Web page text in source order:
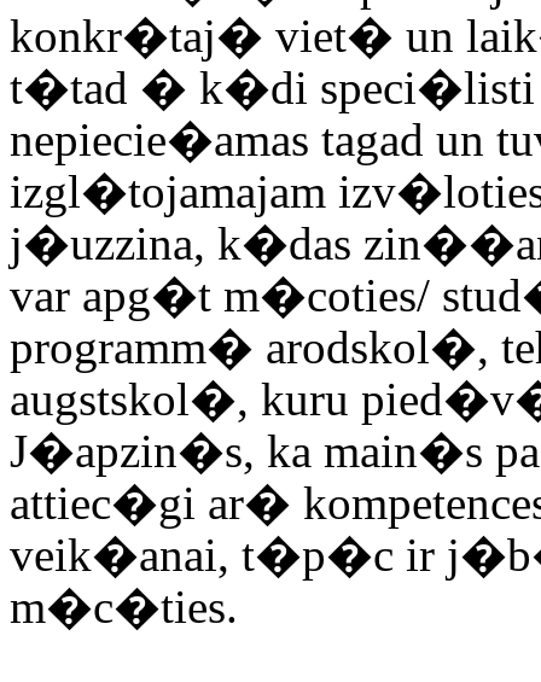
konkr�taj� viet� un
t�tad � k�di speci�listi
nepiecie�amas tagad
izgl�tojamajam
j�uzzina, k�das
var apg�t m�coties/
programm� arodskol�,
augstskol�, kuru
J�apzin�s, ka main�s
attiec�gi ar�
veik�anai, t�p�c ir
m�c�ties.